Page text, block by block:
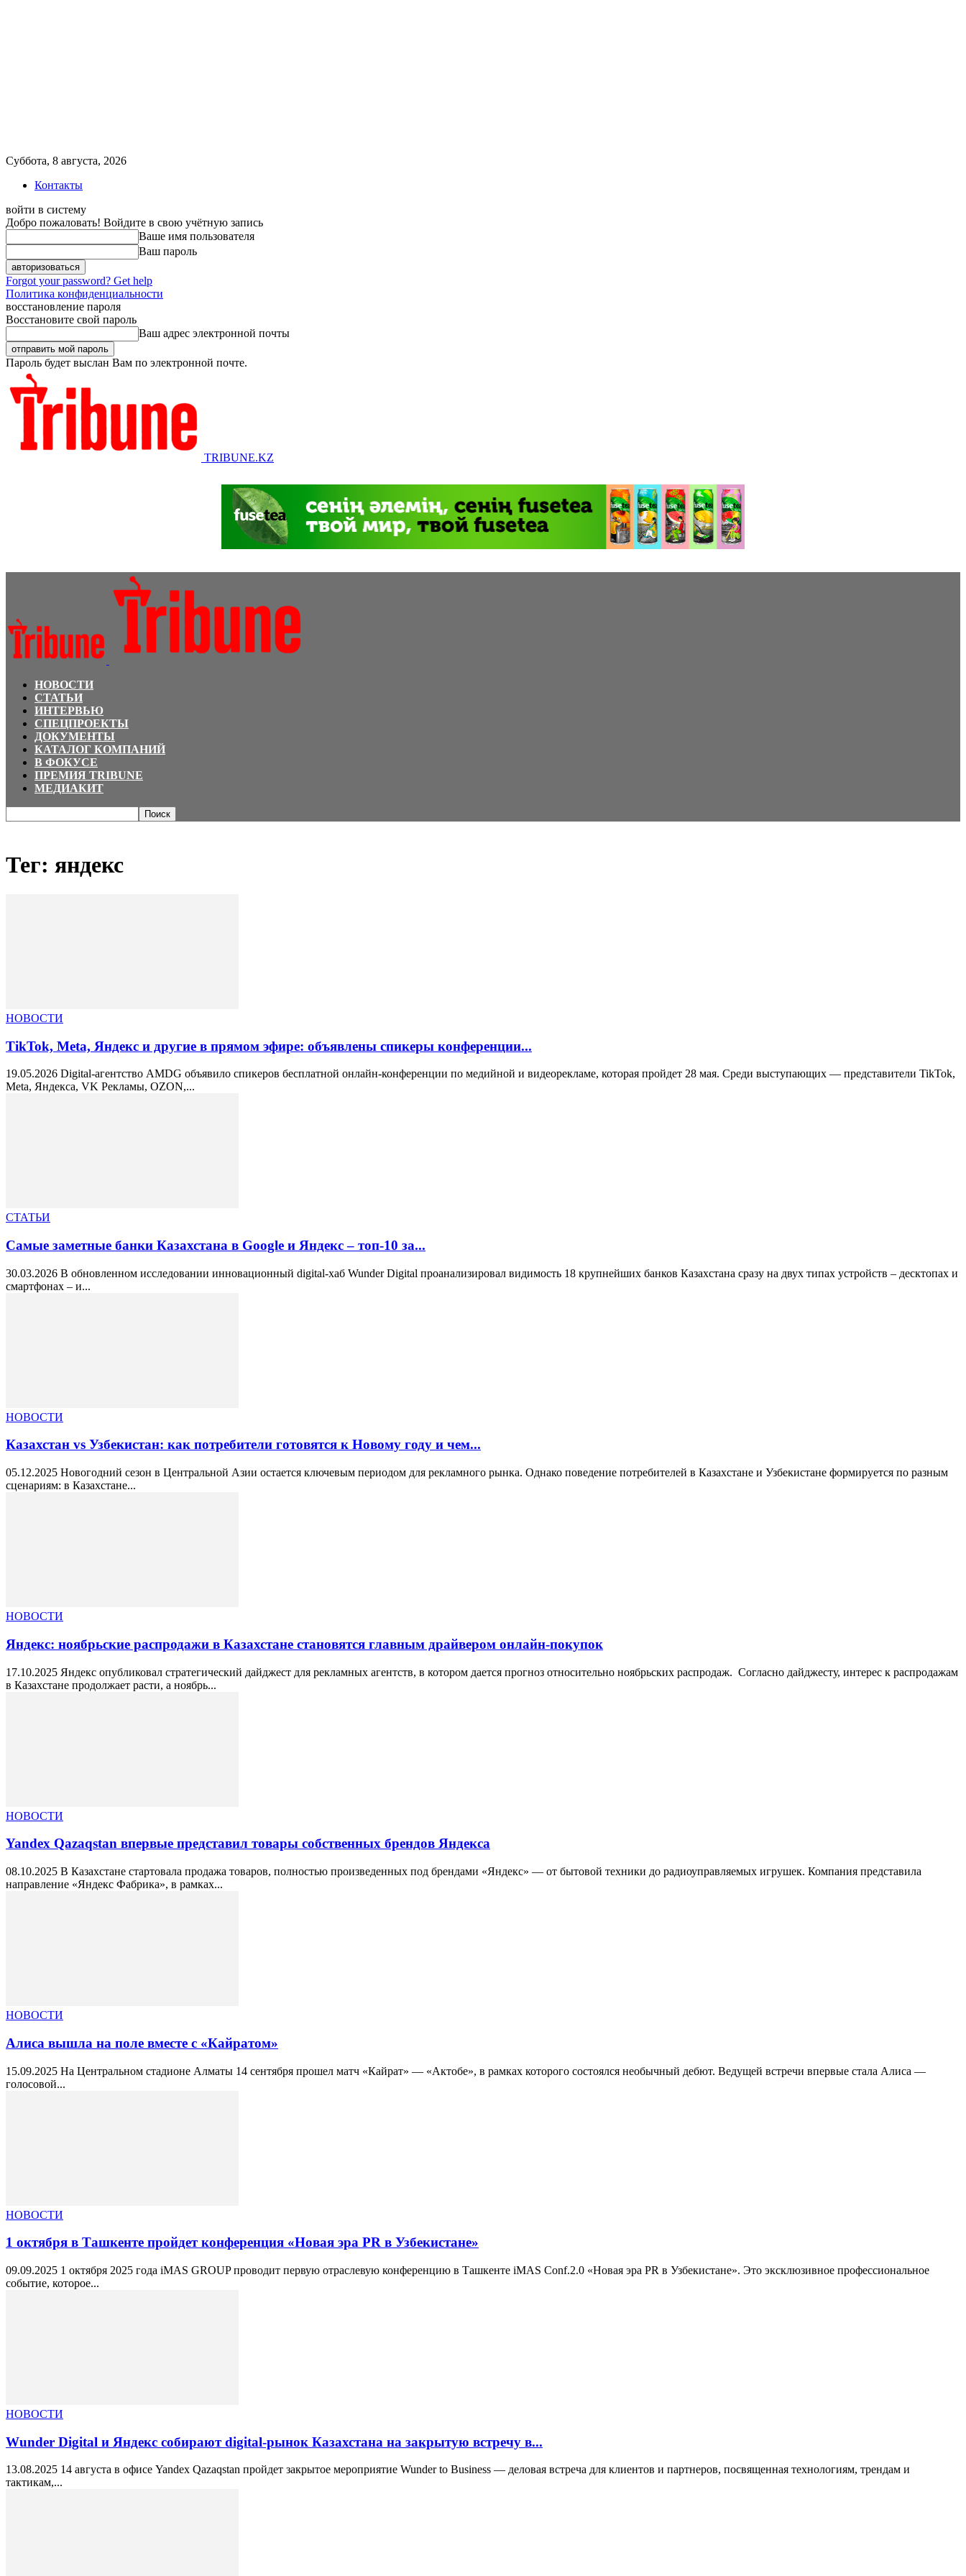
Суббота, 8 августа, 2026
Контакты
войти в систему
Добро пожаловать! Войдите в свою учётную запись
Ваше имя пользователя
Ваш пароль
Forgot your password? Get help
Политика конфиденциальности
восстановление пароля
Восстановите свой пароль
Ваш адрес электронной почты
Пароль будет выслан Вам по электронной почте.
TRIBUNE.KZ
НОВОСТИ
СТАТЬИ
ИНТЕРВЬЮ
СПЕЦПРОЕКТЫ
ДОКУМЕНТЫ
КАТАЛОГ КОМПАНИЙ
В ФОКУСЕ
ПРЕМИЯ TRIBUNE
МЕДИАКИТ
Тег: яндекс
НОВОСТИ
TikTok, Meta, Яндекс и другие в прямом эфире: объявлены спикеры конференции...
19.05.2026 Digital-агентство AMDG объявило спикеров бесплатной онлайн-конференции по медийной и видеорекламе, которая пройдет 28 мая. Среди выступающих — представители TikTok,
Meta, Яндекса, VK Рекламы, OZON,...
СТАТЬИ
Самые заметные банки Казахстана в Google и Яндекс – топ-10 за...
30.03.2026 В обновленном исследовании инновационный digital-хаб Wunder Digital проанализировал видимость 18 крупнейших банков Казахстана сразу на двух типах устройств – десктопах и
смартфонах – и...
НОВОСТИ
Казахстан vs Узбекистан: как потребители готовятся к Новому году и чем...
05.12.2025 Новогодний сезон в Центральной Азии остается ключевым периодом для рекламного рынка. Однако поведение потребителей в Казахстане и Узбекистане формируется по разным
сценариям: в Казахстане...
НОВОСТИ
Яндекс: ноябрьские распродажи в Казахстане становятся главным драйвером онлайн-покупок
17.10.2025 Яндекс опубликовал стратегический дайджест для рекламных агентств, в котором дается прогноз относительно ноябрьских распродаж. Согласно дайджесту, интерес к распродажам
в Казахстане продолжает расти, а ноябрь...
НОВОСТИ
Yandex Qazaqstan впервые представил товары собственных брендов Яндекса
08.10.2025 В Казахстане стартовала продажа товаров, полностью произведенных под брендами «Яндекс» — от бытовой техники до радиоуправляемых игрушек. Компания представила
направление «Яндекс Фабрика», в рамках...
НОВОСТИ
Алиса вышла на поле вместе с «Кайратом»
15.09.2025 На Центральном стадионе Алматы 14 сентября прошел матч «Кайрат» — «Актобе», в рамках которого состоялся необычный дебют. Ведущей встречи впервые стала Алиса —
голосовой...
НОВОСТИ
1 октября в Ташкенте пройдет конференция «Новая эра PR в Узбекистане»
09.09.2025 1 октября 2025 года iMAS GROUP проводит первую отраслевую конференцию в Ташкенте iMAS Conf.2.0 «Новая эра PR в Узбекистане». Это эксклюзивное профессиональное
событие, которое...
НОВОСТИ
Wunder Digital и Яндекс собирают digital-рынок Казахстана на закрытую встречу в...
13.08.2025 14 августа в офисе Yandex Qazaqstan пройдет закрытое мероприятие Wunder to Business — деловая встреча для клиентов и партнеров, посвященная технологиям, трендам и
тактикам,...